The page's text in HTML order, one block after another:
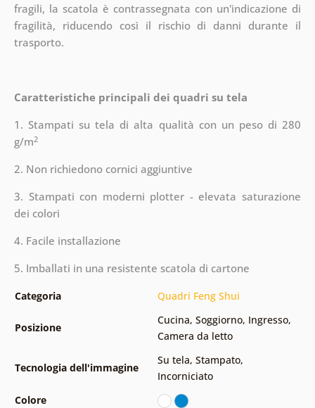
fragili, la scatola è contrassegnata con un'indicazione di
fragilità, riducendo così il rischio di danni durante il
trasporto.
Caratteristiche principali dei quadri su tela
1. Stampati su tela di alta qualità con un peso di 280
g/m2
2. Non richiedono cornici aggiuntive
3. Stampati con moderni plotter - elevata saturazione
dei colori
4. Facile installazione
5. Imballati in una resistente scatola di cartone
Categoria Quadri Feng Shui
Posizione
Cucina, Soggiorno, Ingresso,
Camera da letto
Tecnologia dell'immagine
Su tela, Stampato,
Incorniciato
Colore